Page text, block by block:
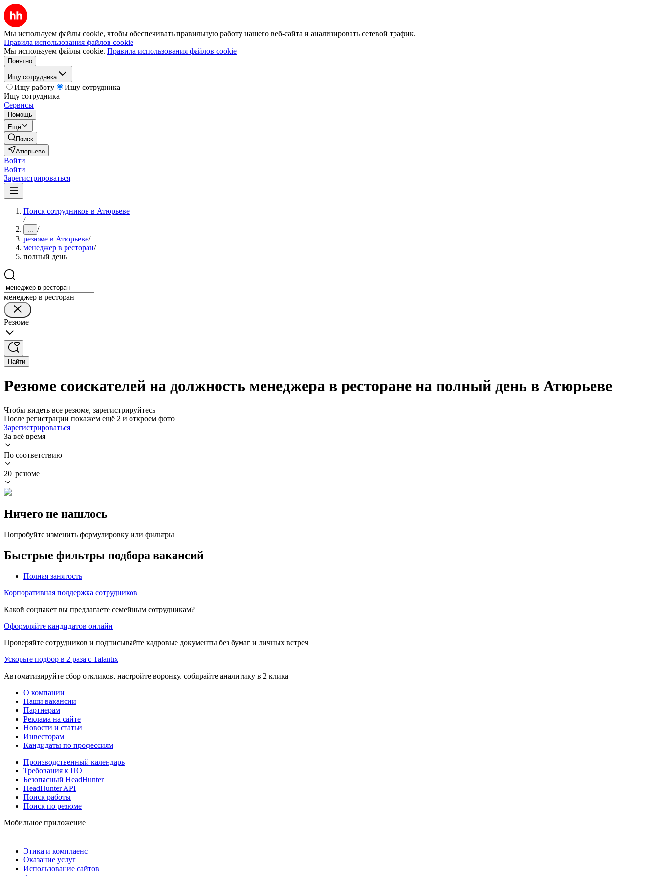
Мы используем файлы cookie, чтобы обеспечивать правильную работу нашего веб-сайта и анализировать сетевой трафик.
Правила использования файлов cookie
Мы используем файлы cookie. Правила использования файлов cookie
Понятно
Ищу сотрудника
Ищу работу
Ищу сотрудника
Ищу сотрудника
Сервисы
Помощь
Ещё
Поиск
Атюрьево
Войти
Войти
Зарегистрироваться
Поиск сотрудников в Атюрьеве
/
... /
резюме в Атюрьеве/
менеджер в ресторан/
полный день
менеджер в ресторан
Резюме
Найти
Резюме соискателей на должность менеджера в ресторане на полный день в Атюрьеве
Чтобы видеть все резюме, зарегистрируйтесь
После регистрации покажем ещё 2 и откроем фото
Зарегистрироваться
За всё время
По соответствию
20 резюме
Ничего не нашлось
Попробуйте изменить формулировку или фильтры
Быстрые фильтры подбора вакансий
Полная занятость
Корпоративная поддержка сотрудников
Какой соцпакет вы предлагаете семейным сотрудникам?
Оформляйте кандидатов онлайн
Проверяйте сотрудников и подписывайте кадровые документы без бумаг и личных встреч
Ускорьте подбор в 2 раза с Talantix
Автоматизируйте сбор откликов, настройте воронку, собирайте аналитику в 2 клика
О компании
Наши вакансии
Партнерам
Реклама на сайте
Новости и статьи
Инвесторам
Кандидаты по профессиям
Производственный календарь
Требования к ПО
Безопасный HeadHunter
HeadHunter API
Поиск работы
Поиск по резюме
Мобильное приложение
Этика и комплаенс
Оказание услуг
Использование сайтов